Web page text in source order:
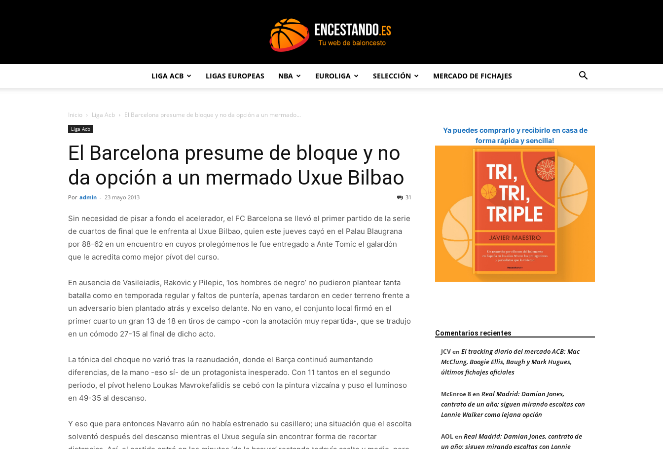
LIGA ACB LIGAS EUROPEAS NBA EUROLIGA SELECCIÓN MERCADO DE FICHAJES
Inicio Liga Acb El Barcelona presume de bloque y no da opción a un mermado...
Liga Acb
El Barcelona presume de bloque y no
da opción a un mermado Uxue Bilbao
Por admin - 23 mayo 2013 31
Sin necesidad de pisar a fondo el acelerador, el FC Barcelona se llevó el primer partido de la serie
de cuartos de final que le enfrenta al Uxue Bilbao, quien este jueves cayó en el Palau Blaugrana
por 88-62 en un encuentro en cuyos prolegómenos le fue entregado a Ante Tomic el galardón
que le acredita como mejor pívot del curso.
En ausencia de Vasileiadis, Rakovic y Pilepic, ‘los hombres de negro’ no pudieron plantear tanta
batalla como en temporada regular y faltos de puntería, apenas tardaron en ceder terreno frente a
un adversario bien plantado atrás y excelso delante. No en vano, el conjunto local firmó en el
primer cuarto un gran 13 de 18 en tiros de campo -con la anotación muy repartida-, que se tradujo
en un cómodo 27-15 al final de dicho acto.
La tónica del choque no varió tras la reanudación, donde el Barça continuó aumentando
diferencias, de la mano -eso sí- de un protagonista inesperado. Con 11 tantos en el segundo
periodo, el pívot heleno Loukas Mavrokefalidis se cebó con la pintura vizcaína y puso el luminoso
en 49-35 al descanso.
Y eso que para entonces Navarro aún no había estrenado su casillero; una situación que el escolta
solventó después del descanso mientras el Uxue seguía sin encontrar forma de recortar
Ya puedes comprarlo y recibirlo en casa de
forma rápida y sencilla!
Comentarios recientes
JCVen El tracking diario del mercado ACB: Mac
McClung, Boogie Ellis, Baugh y Mark Hugues,
últimos fichajes oficiales
McEnroe 8en Real Madrid: Damian Jones,
contrato de un año; siguen mirando escoltas con
Lonnie Walker como lejana opción
AOLen Real Madrid: Damian Jones, contrato de
un año; siguen mirando escoltas con Lonnie